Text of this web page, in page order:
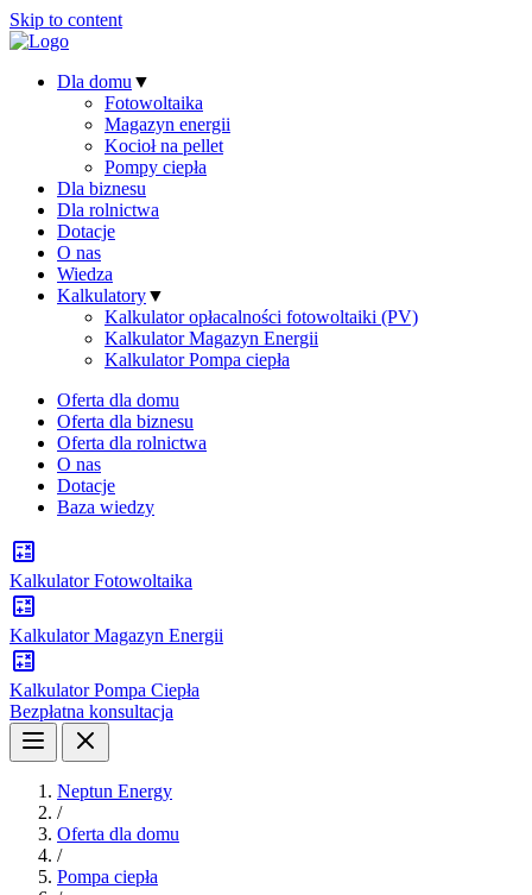
Skip to content
Dla domu ▼
Fotowoltaika
Magazyn energii
Kocioł na pellet
Pompy ciepła
Dla biznesu
Dla rolnictwa
Dotacje
O nas
Wiedza
Kalkulatory▼
Kalkulator opłacalności fotowoltaiki (PV)
Kalkulator Magazyn Energii
Kalkulator Pompa ciepła
Oferta dla domu
Oferta dla biznesu
Oferta dla rolnictwa
O nas
Dotacje
Baza wiedzy
Kalkulator Fotowoltaika
Kalkulator Magazyn Energii
Kalkulator Pompa Ciepła
Bezpłatna konsultacja
Neptun Energy
/
Oferta dla domu
/
Pompa ciepła